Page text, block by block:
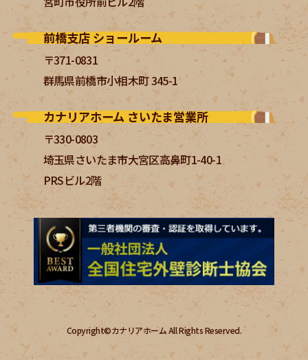
前橋支店 ショールーム
〒371-0831
群馬県前橋市小相木町 345-1
カナリアホーム さいたま営業所
〒330-0803
埼玉県さいたま市大宮区高鼻町1-40-1
PRSビル2階
Copyright©カナリアホーム All Rights Reserved.